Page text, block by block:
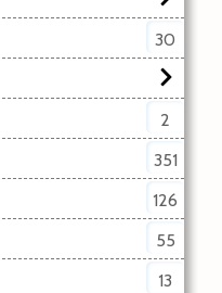
30
2
351
126
55
13